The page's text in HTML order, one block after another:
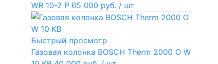
WR 10-2 P 65 000 руб. / шт
Быстрый просмотр
Газовая колонка BOSCH Therm 2000 O W